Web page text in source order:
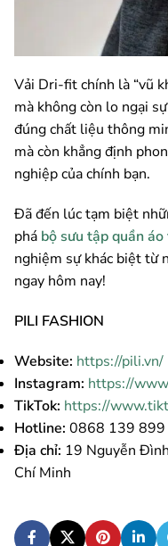
Vải Dri-fit chính là “vũ
mà không còn lo ngại
đúng chất liệu thông
mà còn khẳng định
nghiệp của chính bạn.
Đã đến lúc tạm biệt
phá bộ sưu tập quần
nghiệm sự khác biệt từ
ngay hôm nay!
PILI FASHION
Website: https://pili.vn/
Instagram: https://
TikTok: https://
Hotline: 0868 139 899
Địa chỉ: 19 Nguyễn
Chí Minh